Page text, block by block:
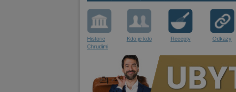
Historie
Chrudimi
Kdo je kdo Recepty Odkazy